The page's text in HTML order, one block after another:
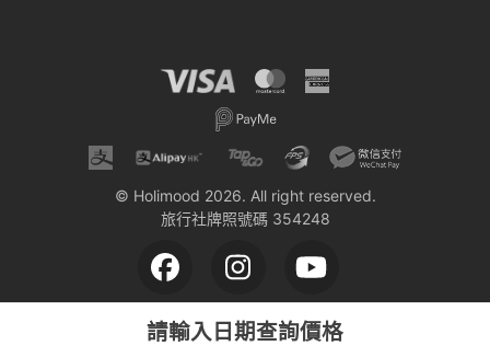
請輸入日期查詢價格
© Holimood 2026. All right reserved.
旅行社牌照號碼 354248